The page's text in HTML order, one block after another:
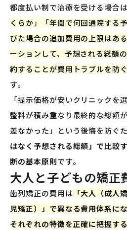
都度払い制で治療を受ける場合は
くらか」「年間で何回通院する
びた場合の追加費用の上限はあ
ーションして、予想される総額
約することが費用トラブルを防
す。
「提示価格が安いクリニックを
整料が積み重なり最終的な総額
差なかった」という後悔を防ぐた
はなく予想される総額」で比較
断の基本原則です。
大人と子どもの矯正
歯列矯正の費用は 「大人（成人
児矯正）」で異なる費用体系に
それぞれの特徴を正確に把握す